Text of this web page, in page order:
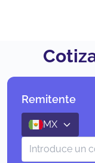
Remitente
MX